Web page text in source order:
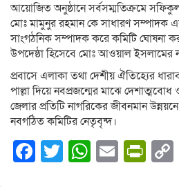
আয়োজিত অনুষ্ঠানে সর্বসম্মতিক্রমে
মোঃ মামুনুর রহমান কে সাধারণ সম্পাদক
সাংগঠনিক সম্পাদক করে কমিটি ঘোষনা
উপদেষ্ঠা হিসেবে মোঃ আওয়াল ইসলামের
প্রবাসে এলাকা তথা দেশীয় ঐতিহ্যের
পাল্লা দিয়ে নবপ্রজন্মের মাঝে
জেলার প্রতিটি নাগরিকের জীবনমান
নবগঠিত কমিটির নেতৃবৃন্দ।
Facebook
TwitterEmail